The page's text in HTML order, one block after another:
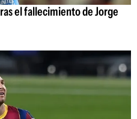
el fallecimiento de Jorge